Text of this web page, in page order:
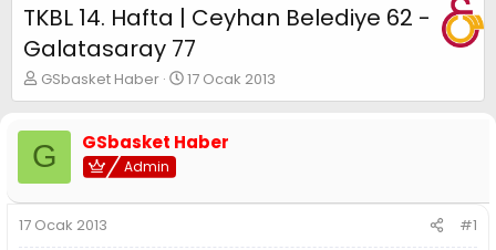
TKBL 14. Hafta | Ceyhan Belediye 62 -
Galatasaray 77
K
o
u
y
B
a
ş
GSbasket Haber
B
a
l
g
17 Ocak 2013
G GSbasket Haber
Admin
17 Ocak 2013 #1